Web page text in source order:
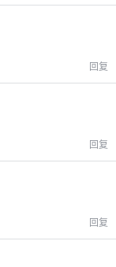
回复
回复
回复